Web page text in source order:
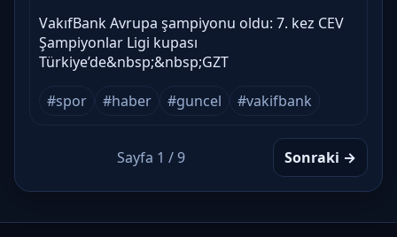
VakıfBank Avrupa şampiyonu oldu: 7. kez CEV
Şampiyonlar Ligi kupası
Türkiye’de&nbsp;&nbsp;GZT
#spor
#haber #guncel #vakifbank
Sayfa 1 / 9 Sonraki →